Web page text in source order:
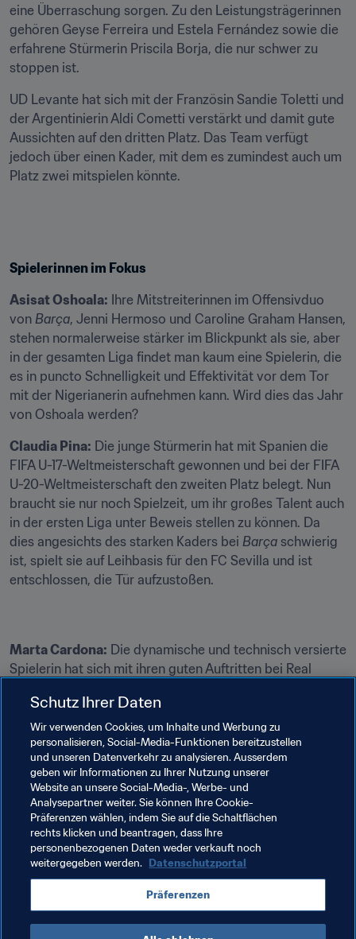
eine Überraschung sorgen. Zu den Leistungsträgerinnen
gehören Geyse Ferreira und Estela Fernández sowie die
erfahrene Stürmerin Priscila Borja, die nur schwer zu
stoppen ist.
UD Levante hat sich mit der Französin Sandie Toletti und
der Argentinierin Aldi Cometti verstärkt und damit gute
Aussichten auf den dritten Platz. Das Team verfügt
jedoch über einen Kader, mit dem es zumindest auch um
Platz zwei mitspielen könnte.
Spielerinnen im Fokus
Asisat Oshoala: Ihre Mitstreiterinnen im Offensivduo
von Barça, Jenni Hermoso und Caroline Graham Hansen,
stehen normalerweise stärker im Blickpunkt als sie, aber
in der gesamten Liga findet man kaum eine Spielerin, die
es in puncto Schnelligkeit und Effektivität vor dem Tor
mit der Nigerianerin aufnehmen kann. Wird dies das Jahr
von Oshoala werden?
Claudia Pina: Die junge Stürmerin hat mit Spanien die
FIFA U-17-Weltmeisterschaft gewonnen und bei der FIFA
U-20-Weltmeisterschaft den zweiten Platz belegt. Nun
braucht sie nur noch Spielzeit, um ihr großes Talent auch
in der ersten Liga unter Beweis stellen zu können. Da
dies angesichts des starken Kaders bei Barça schwierig
ist, spielt sie auf Leihbasis für den FC Sevilla und ist
entschlossen, die Tür aufzustoßen.
Marta Cardona: Die dynamische und technisch versierte
Spielerin hat sich mit ihren guten Auftritten bei Real
Nationalteam und dann einen Wechsel zu Real Madrid
erarbeitet. Für die 25-jährige kommt die
Herausforderung gerade zur rechten Zeit. Mit ihr und
Jakobsson im Duo dürfte der Angriff der Königlichen
Furore sorgen.
Verwandte Themen
Spain
Schutz Ihrer Daten
Wir verwenden Cookies, um Inhalte und Werbung zu
personalisieren, Social-Media-Funktionen bereitzustellen
und unseren Datenverkehr zu analysieren. Ausserdem
geben wir Informationen zu Ihrer Nutzung unserer
Website an unsere Social-Media-, Werbe- und
Analysepartner weiter. Sie können Ihre Cookie-
Präferenzen wählen, indem Sie auf die Schaltflächen
rechts klicken und beantragen, dass Ihre
personenbezogenen Daten weder verkauft noch
weitergegeben werden. Datenschutzportal
Präferenzen